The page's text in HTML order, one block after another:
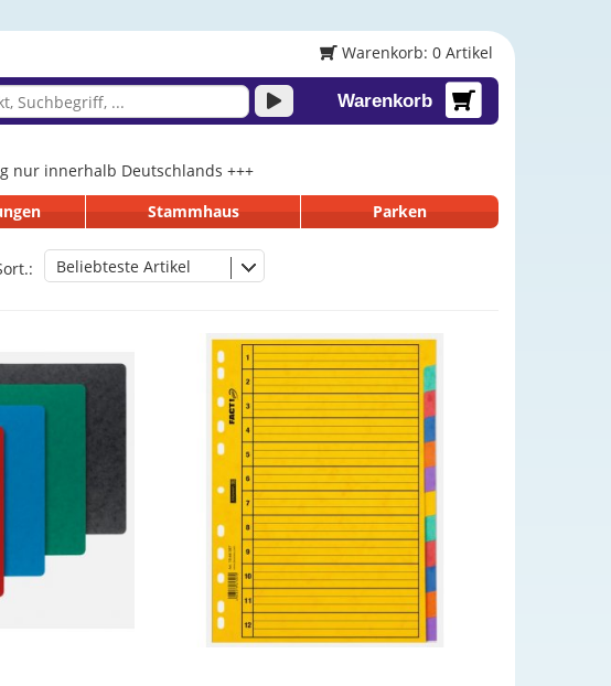
Warenkorb: 0 Artikel
Warenkorb
nur innerhalb Deutschlands +++
Stammhaus Parken
Beliebteste Artikel